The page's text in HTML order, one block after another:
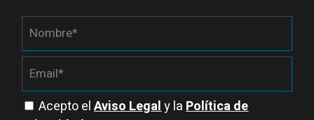
Acepto elAviso Legaly laPolítica de